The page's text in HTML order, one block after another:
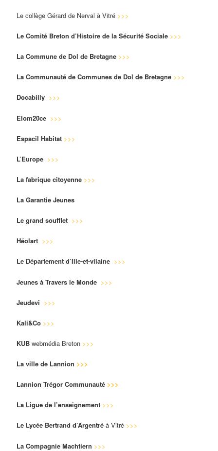
Le collège Gérard de Nerval à Vitré >>>
Le Comité Breton d’Histoire de la Sécurité Sociale >>>
La Commune de Dol de Bretagne >>>
La Communauté de Communes de Dol de Bretagne >>>
Docabilly >>>
Elom20ce >>>
Espacil Habitat >>>
L’Europe >>>
La fabrique citoyenne >>>
La Garantie Jeunes
Le grand soufflet >>>
Héolart >>>
Le Département d’Ille-et-vilaine >>>
Jeunes à Travers le Monde >>>
Jeudevi >>>
Kali&Co >>>
KUB webmédia Breton >>>
La ville de Lannion >>>
Lannion Trégor Communauté >>>
La Ligue de l’enseignement >>>
Le Lycée Bertrand d’Argentré à Vitré >>>
La Compagnie Machtiern >>>